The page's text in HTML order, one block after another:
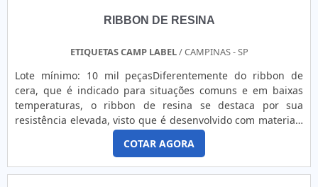
qualidade e durabilidade dos materiais, além de evitar
não cumprem com suas funções adequadamente. Assim, é
motivos para a GID - Soluções em Adesivos ter se tornado
destaque quando pensamos em uma empresa que entrega
confiança e serviços de qualidade. Alguns desses motivos
são: Equipe multidisciplinar de consultores associados;
Profissionais com vasta experiência na área de atuação;
Equipe de alta qualidade; Escritório de alta qualidade onde
são realizadas as atividades; Sala de treinamento com
RIBBON DE RESINA
ETIQUETAS CAMP LABEL/ CAMPINAS - SP
Lote mínimo: 10 mil peçasDiferentemente do ribbon de
cera, que é indicado para situações comuns e em baixas
temperaturas, o ribbon de resina se destaca por sua
resistência elevada, visto que é desenvolvido com materiais
de alta qualidade, capaz de resistir a lavagens e altas
temperaturas. PRINCIPAIS APLICAÇÕES DO MODELO NA
INDÚSTRIAO ribbon do tipo resina está presente
principalmente nos suprimentos para impressora de
COTAR AGORA